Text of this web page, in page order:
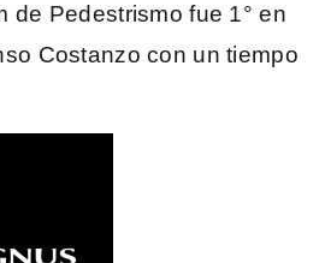
de Pedestrismo fue 1° en
Costanzo con un tiempo